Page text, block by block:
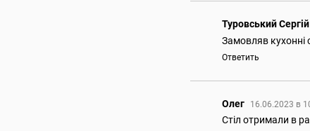
Туровський Сергій
Замовляв кухонні
Ответить
Олег 16.06.2023 в
Стіл отримали в